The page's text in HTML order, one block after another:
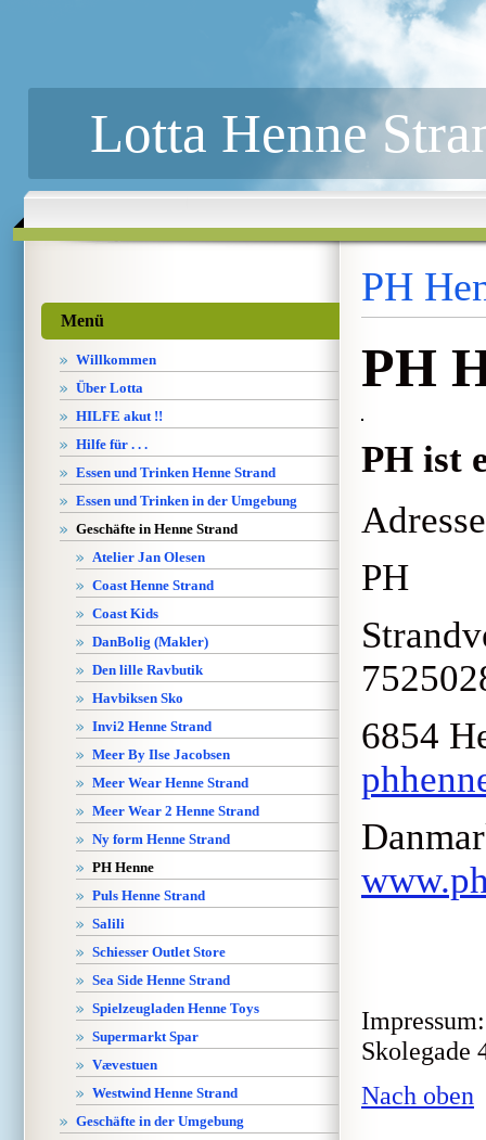
Lotta Henne
Menü
Willkommen
Über Lotta
HILFE akut !!
Hilfe für . . .
Essen und Trinken Henne Strand
Essen und Trinken in der Umgebung
Geschäfte in Henne Strand
Atelier Jan Olesen
Coast Henne Strand
Coast Kids
DanBolig (Makler)
Den lille Ravbutik
Havbiksen Sko
Invi2 Henne Strand
Meer By Ilse Jacobsen
Meer Wear Henne Strand
Meer Wear 2 Henne Strand
Ny form Henne Strand
PH Henne
Puls Henne Strand
Salili
Schiesser Outlet Store
Sea Side Henne Strand
Spielzeugladen Henne Toys
Supermarkt Spar
Vævestuen
Westwind Henne Strand
Geschäfte in der Umgebung
PH
PH
PH ist
PH
6854
Skolegade
Nach oben